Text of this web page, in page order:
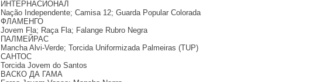
ИНТЕРНАСИОНАЛ
Nação Independente; Camisa 12; Guarda Popular Colorada
ФЛАМЕНГО
Jovem Fla; Raça Fla; Falange Rubro Negra
ПАЛМЕЙРАС
Mancha Alvi-Verde; Torcida Uniformizada Palmeiras (TUP)
САНТОС
Torcida Jovem do Santos
ВАСКО ДА ГАМА